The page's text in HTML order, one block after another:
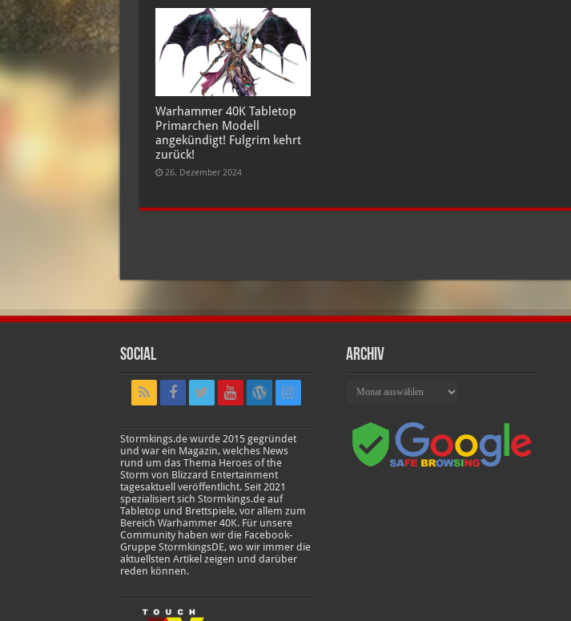
Warhammer 40K Tabletop
Primarchen Modell
angekündigt! Fulgrim kehrt
zurück!
26. Dezember 2024
Social
Stormkings.de wurde 2015 gegründet
und war ein Magazin, welches News
rund um das Thema Heroes of the
Storm von Blizzard Entertainment
tagesaktuell veröffentlicht. Seit 2021
spezialisiert sich Stormkings.de auf
Tabletop und Brettspiele, vor allem zum
Bereich Warhammer 40K. Für unsere
Community haben wir die Facebook-
Gruppe StormkingsDE, wo wir immer die
aktuellsten Artikel zeigen und darüber
reden können.
Archiv